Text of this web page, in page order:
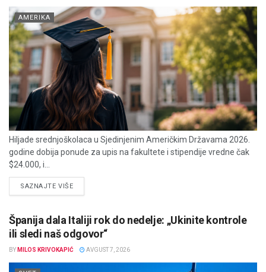
AMERIKA
Hiljade srednjoškolaca u Sjedinjenim Američkim Državama 2026.
godine dobija ponude za upis na fakultete i stipendije vredne čak
$24.000, i...
SAZNAJTE VIŠEDETAILS
Španija dala Italiji rok do nedelje: „Ukinite kontrole
ili sledi naš odgovor“
BY MILOS KRIVOKAPIĆ AVGUST 7, 2026